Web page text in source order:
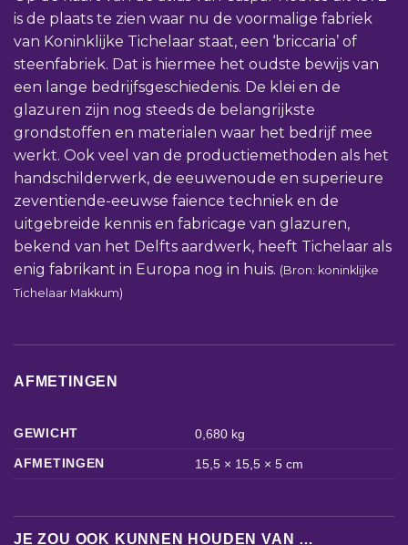
is de plaats te zien waar nu de voormalige fabriek
van Koninklijke Tichelaar staat, een ‘briccaria’ of
steenfabriek. Dat is hiermee het oudste bewijs van
een lange bedrijfsgeschiedenis. De klei en de
glazuren zijn nog steeds de belangrijkste
grondstoffen en materialen waar het bedrijf mee
werkt. Ook veel van de productiemethoden als het
handschilderwerk, de eeuwenoude en superieure
zeventiende-eeuwse faience techniek en de
uitgebreide kennis en fabricage van glazuren,
bekend van het Delfts aardwerk, heeft Tichelaar als
enig fabrikant in Europa nog in huis. (Bron: koninklijke
Tichelaar Makkum)
AFMETINGEN
GEWICHT
0,680 kg
AFMETINGEN
15,5 × 15,5 × 5 cm
JE ZOU OOK KUNNEN HOUDEN VAN …